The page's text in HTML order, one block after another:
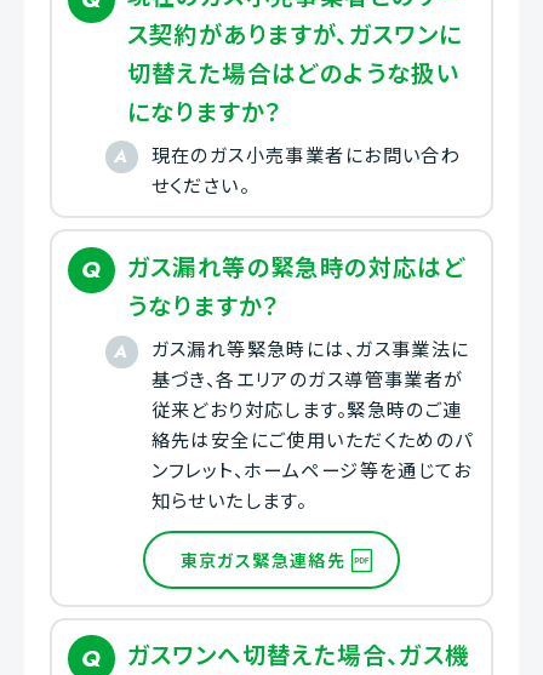
ス契約がありますが、ガスワンに
切替えた場合はどのような扱い
になりますか？
現在のガス小売事業者にお問い合わ
せください。
ガス漏れ等の緊急時の対応はど
うなりますか？
ガス漏れ等緊急時には、ガス事業法に
基づき、各エリアのガス導管事業者が
従来どおり対応します。緊急時のご連
絡先は安全にご使用いただくためのパ
ンフレット、ホームページ等を通じてお
知らせいたします。
東京ガス緊急連絡先
ガスワンへ切替えた場合、ガス機